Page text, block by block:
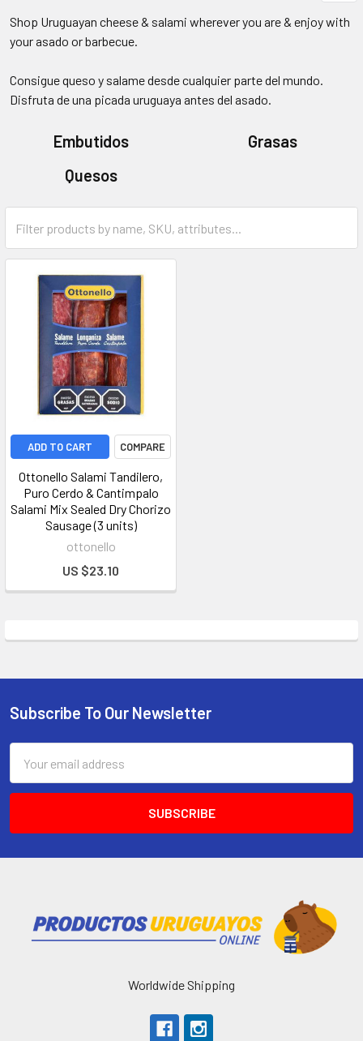
Shop Uruguayan cheese & salami wherever you are & enjoy with
your asado or barbecue.
Consigue queso y salame desde cualquier parte del mundo.
Disfruta de una picada uruguaya antes del asado.
Embutidos
Grasas
Quesos
ADD TO CART COMPARE
Ottonello Salami Tandilero,
Puro Cerdo & Cantimpalo
Salami Mix Sealed Dry Chorizo
Sausage (3 units)
ottonello
US $23.10
Subscribe To Our Newsletter
Address
Worldwide Shipping